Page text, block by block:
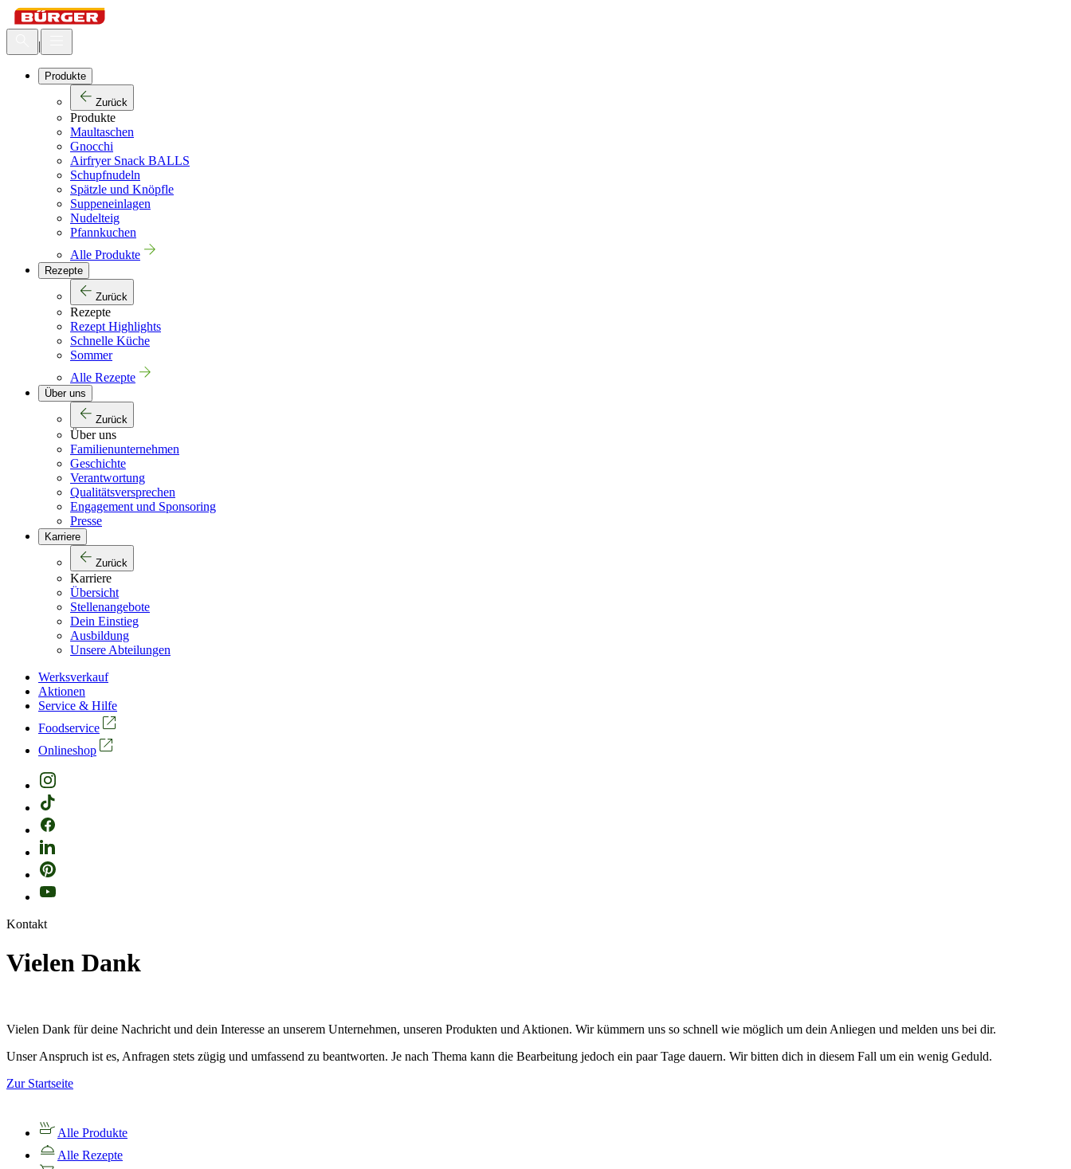
|
Produkte
Zurück
Produkte
Maultaschen
Gnocchi
Airfryer Snack BALLS
Schupfnudeln
Spätzle und Knöpfle
Suppeneinlagen
Nudelteig
Pfannkuchen
Alle Produkte
Rezepte
Zurück
Rezepte
Rezept Highlights
Schnelle Küche
Sommer
Alle Rezepte
Über uns
Zurück
Über uns
Familienunternehmen
Geschichte
Verantwortung
Qualitätsversprechen
Engagement und Sponsoring
Presse
Karriere
Zurück
Karriere
Übersicht
Stellenangebote
Dein Einstieg
Ausbildung
Unsere Abteilungen
Werksverkauf
Aktionen
Service & Hilfe
Foodservice
Onlineshop
Kontakt
Vielen Dank
Vielen Dank für deine Nachricht und dein Interesse an unserem Unternehmen, unseren Produkten und Aktionen. Wir kümmern uns so schnell wie möglich um dein Anliegen und melden uns bei dir.
Unser Anspruch ist es, Anfragen stets zügig und umfassend zu beantworten. Je nach Thema kann die Bearbeitung jedoch ein paar Tage dauern. Wir bitten dich in diesem Fall um ein wenig Geduld.
Zur Startseite
Alle Produkte
Alle Rezepte